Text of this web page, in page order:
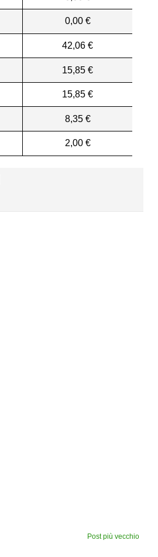
0,00 €
42,06 €
15,85 €
15,85 €
8,35 €
2,00 €
Post più vecchio